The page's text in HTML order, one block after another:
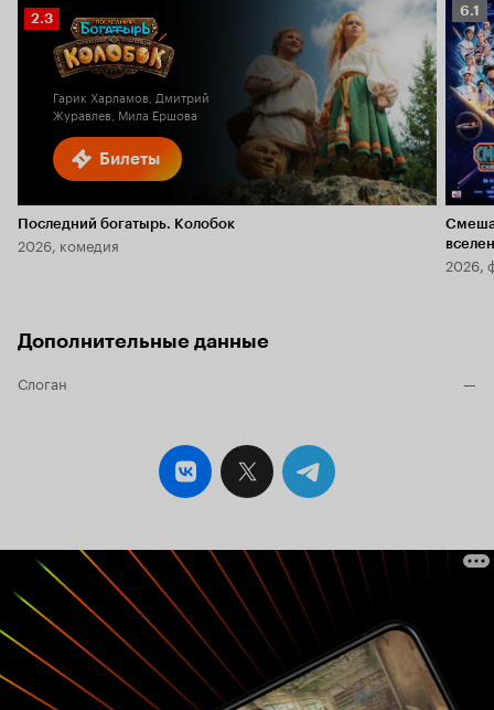
Билеты
Рейтинг
Кинопоиска
2.3
Гарик Харламов, Дмитрий
Журавлев, Мила Ершова
Последний богатырь. Колобок
2026, комедия
6.1
6.1
2026,
Дополнительные данные
Слоган —